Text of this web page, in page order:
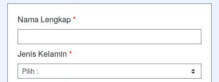
Nama Lengkap*
Jenis Kelamin *